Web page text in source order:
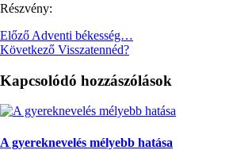
Részvény:
Előző Adventi békesség…
Következő Visszatennéd?
Kapcsolódó hozzászólások
A gyereknevelés mélyebb hatása